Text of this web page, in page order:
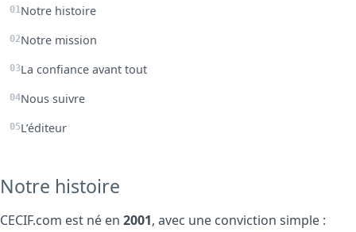
Notre histoire
Notre mission
La confiance avant tout
Nous suivre
L’éditeur
Notre histoire
CECIF.com est né en 2001, avec une conviction simple :